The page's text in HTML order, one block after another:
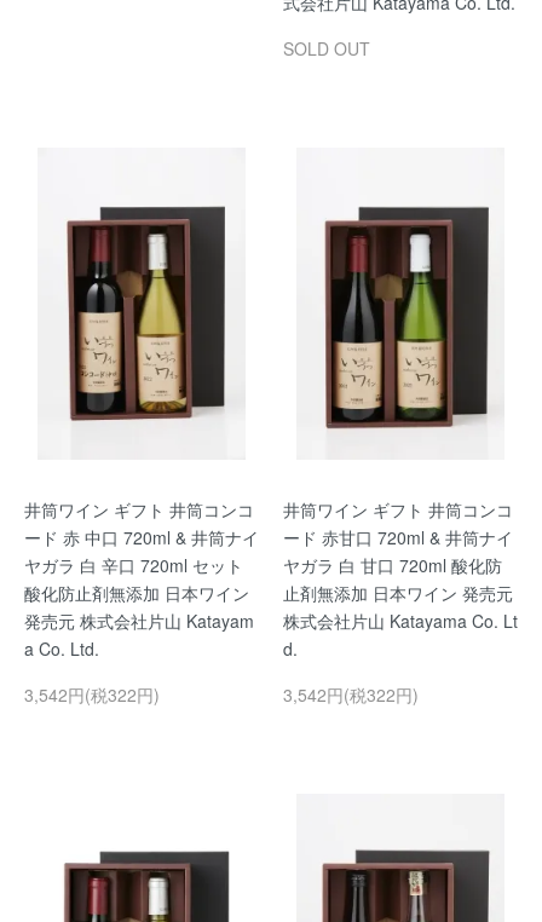
SOLD OUT
井筒ワイン ギフト 井筒コンコ
ード 赤 中口 720ml & 井筒ナイ
ヤガラ 白 辛口 720ml セット
酸化防止剤無添加 日本ワイン
発売元 株式会社片山 Katayam
a Co. Ltd.
3,542円(税322円)
井筒ワイン ギフト 井筒コンコ
ード 赤甘口 720ml & 井筒ナイ
ヤガラ 白 甘口 720ml 酸化防
止剤無添加 日本ワイン 発売元
株式会社片山 Katayama Co. Lt
d.
3,542円(税322円)